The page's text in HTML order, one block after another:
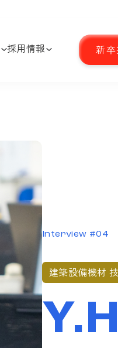
採用情報 新卒
Interview #04
建築設備機材
Y.H